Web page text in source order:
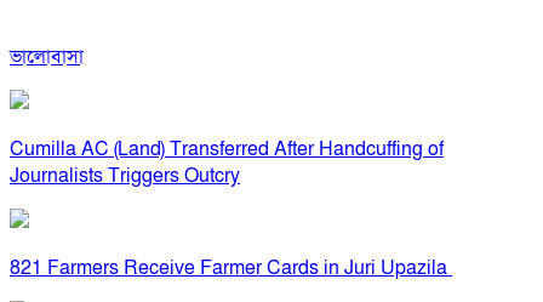
ভালোবাসা
Cumilla AC (Land) Transferred After Handcuffing of
Journalists Triggers Outcry
821 Farmers Receive Farmer Cards in Juri Upazila